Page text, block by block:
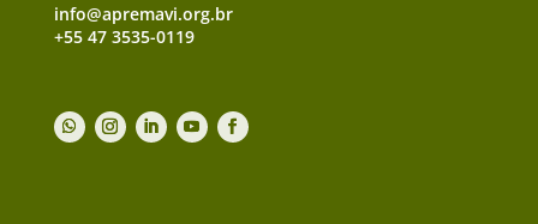
info@apremavi.org.br
+55 47 3535-0119